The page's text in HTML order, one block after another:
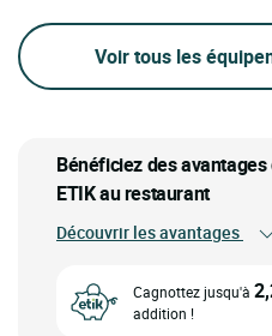
Voir tous les
Bénéficiez des
ETIK au restaurant
Découvrir les avantages
Cagnottez jusqu'à
addition !